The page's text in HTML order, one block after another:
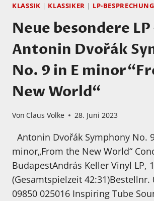
KLASSIK | KLASSIKER | LP-BESPRECHUNG
Neue besondere LP
Antonin Dvořák
No. 9 in E
New World“
Von Claus Volke 28. Juni 2023
Antonin Dvořák Symphony No.
minor„From the New World“
BudapestAndrás Keller Vinyl LP,
(Gesamtspielzeit 42:31)Bestellnr.
09850 025016 Inspiring Tube